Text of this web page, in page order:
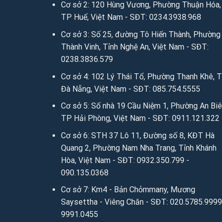
Hệ thống Ánh vải giả da trên toàn quốc:
Cơ sở 1: Số 2 Trần Phú, Hoàn Kiếm, Hà Nội –
Cơ sở 2: 120 Hùng Vương, T.P Huế – SĐT:
Cơ sở 3: 31 Tô Hiến Thành, P.Quang Trung,
Cơ sở 4: 102 Lý Thái Tổ, Đà Nẵng – SĐT:
Cơ sở 5: Số nhà 19 Cầu Niệm 1 – P.Nghĩa Xá
Cơ sở 6: 11 Phương Câu – Phường Vạn
Cơ sở 7: Km4 – Bản Chỏmmany, Mương
2. Gọi điện, tin nhắn tư vấn hỗ trợ trực
Mobile/Zalo: 0949.59.5555 / 036.426.8888 /
Chat zalo:0949.59.5555/036.426.8888/
Cơ sở 2: 120 Hùng Vương, Phường Thuận Hóa,
TP Huế, Việt Nam - SĐT: 0234.3938.968
Cơ sở 3: Số 25, đường Tô Hiến Thành, Phường
Thành Vinh, Tỉnh Nghệ An, Việt Nam - SĐT:
0238.3836.579
Cơ sở 4: 102 Lý Thái Tổ, Phường Thanh Khê,
Đà Nẵng, Việt Nam - SĐT: 085.754.5555
Cơ sở 5: Số nhà 19 Cầu Niệm 1, Phường An
TP Hải Phòng, Việt Nam - SĐT: 0911.121.322
Cơ sở 6: STH 37 Lô 11, Đường số 8, KĐT Hà
Quang 2, Phường Nam Nha Trang, Tỉnh Khánh
Hòa, Việt Nam - SĐT: 0932.350.799 -
090.135.0368
Cơ sở 7: Km4 - Bản Chỏmmany, Mương
Saysettha - Viêng Chăn - SĐT:
9991.0455